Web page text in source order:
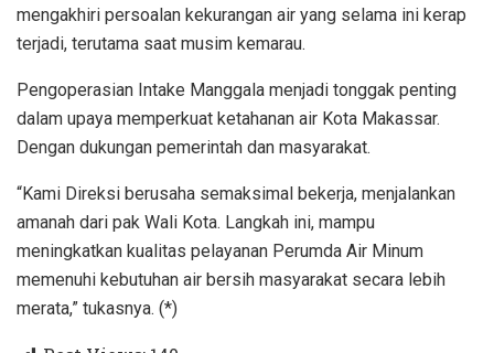
mengakhiri persoalan kekurangan air yang selama ini kerap
terjadi, terutama saat musim kemarau.
Pengoperasian Intake Manggala menjadi tonggak penting
dalam upaya memperkuat ketahanan air Kota Makassar.
Dengan dukungan pemerintah dan masyarakat.
“Kami Direksi berusaha semaksimal bekerja, menjalankan
amanah dari pak Wali Kota. Langkah ini, mampu
meningkatkan kualitas pelayanan Perumda Air Minum
memenuhi kebutuhan air bersih masyarakat secara lebih
merata,” tukasnya. (*)